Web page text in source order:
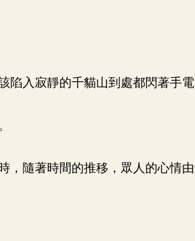
入寂靜的千貓山到處都閃著手電
，隨著時間的推移，眾人的心情